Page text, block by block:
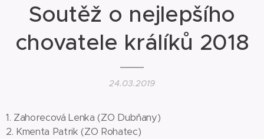
Soutěž o nejlepšího
chovatele králíků 2018
24.03.2019
1. Zahorecová Lenka (ZO Dubňany)
2. Kmenta Patrik (ZO Rohatec)